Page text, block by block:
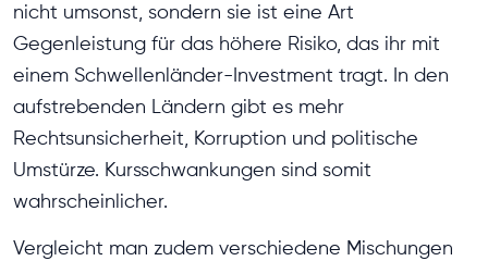
nicht umsonst, sondern sie ist eine Art
Gegenleistung für das höhere Risiko, das ihr mit
einem Schwellenländer-Investment tragt. In den
aufstrebenden Ländern gibt es mehr
Rechtsunsicherheit, Korruption und politische
Umstürze. Kursschwankungen sind somit
wahrscheinlicher.
Vergleicht man zudem verschiedene Mischungen